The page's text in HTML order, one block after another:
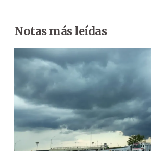
Notas más leídas